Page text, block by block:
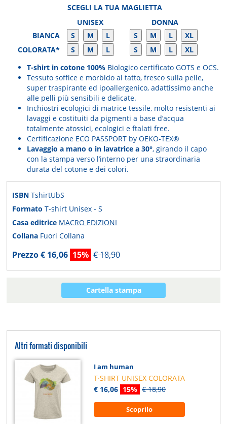
SCEGLI LA TUA MAGLIETTA
UNISEX
DONNA
BIANCA
S M L S M L
XL
COLORATA*
S M L S M L
XL
T-shirt in cotone 100% Biologico certificato GOTS e OCS.
Tessuto soffice e morbido al tatto, fresco sulla pelle,
super traspirante ed ipoallergenico, adattissimo anche
alle pelli più sensibili e delicate.
Inchiostri ecologici di matrice tessile, molto resistenti ai
lavaggi e costituiti da pigmenti a base d’acqua
totalmente atossici, ecologici e ftalati free.
Certificazione ECO PASSPORT by OEKO-TEX®
Lavaggio a mano o in lavatrice a 30°, girando il capo
con la stampa verso l’interno per una straordinaria
durata del cotone e dei colori.
ISBNTshirtUbS
FormatoT-shirt Unisex - S
Casa editrice MACRO EDIZIONI
Collana Fuori Collana
Prezzo € 16,06 15% € 18,90
Cartella stampa
Altri formati disponibili
I am human
T·SHIRT UNISEX COLORATA
€ 16,06 15% € 18,90
Scoprilo